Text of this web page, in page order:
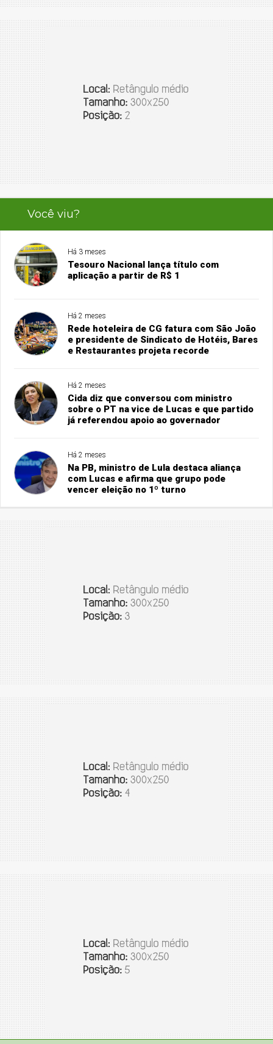
Você viu?
Há 3 meses
Tesouro Nacional lança título com
aplicação a partir de R$ 1
Há 2 meses
Rede hoteleira de CG fatura com São João
e presidente de Sindicato de Hotéis, Bares
e Restaurantes projeta recorde
Há 2 meses
Cida diz que conversou com ministro
sobre o PT na vice de Lucas e que partido
já referendou apoio ao governador
Há 2 meses
Na PB, ministro de Lula destaca aliança
com Lucas e afirma que grupo pode
vencer eleição no 1º turno